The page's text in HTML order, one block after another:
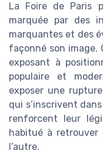
La Foire de Paris
marquée par des
marquantes et des
façonné son image.
exposant à
populaire et
exposer une
qui s’inscrivent
renforcent leur
habitué à retrouver
l’autre.